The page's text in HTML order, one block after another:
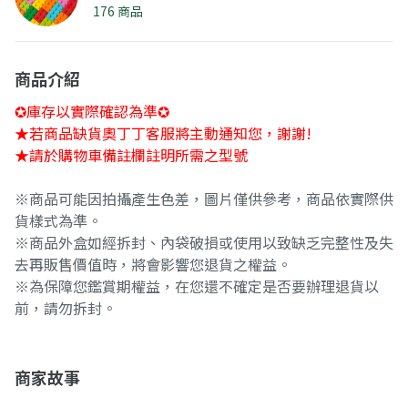
176 商品
商品介紹
✪庫存以實際確認為準✪
★若商品缺貨奧丁丁客服將主動通知您，謝謝!
★請於購物車備註欄註明所需之型號
※商品可能因拍攝產生色差，圖片僅供參考，商品依實際供
貨樣式為準。
※商品外盒如經拆封、內袋破損或使用以致缺乏完整性及失
去再販售價值時，將會影響您退貨之權益。
※為保障您鑑賞期權益，在您還不確定是否要辦理退貨以
前，請勿拆封。
商家故事